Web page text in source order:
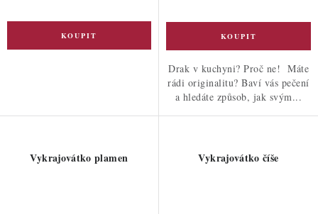
Drak v kuchyni? Proč ne! Máte
rádi originalitu? Baví vás pečení
a hledáte způsob, jak svým...
Vykrajovátko plamen Vykrajovátko číše